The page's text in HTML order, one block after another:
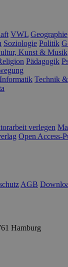
VWL Geographie
Soziologie Politik
Kunst & Musik
Pädagogik
Informatik Technik
verlegen
Open Access-
AGB
Hamburg